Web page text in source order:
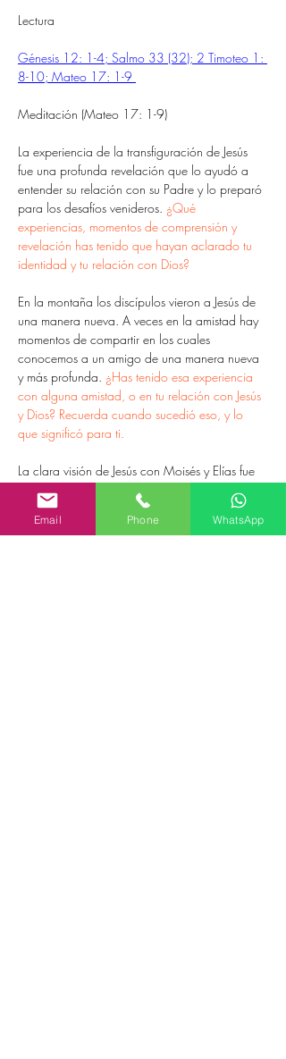
Lectura
Génesis 12: 1-4; Salmo 33 (32); 2 Timoteo 1:
8-10; Mateo 17: 1-9
Meditación (Mateo 17: 1-9)
La experiencia de la transfiguración de Jesús
fue una profunda revelación que lo ayudó a
entender su relación con su Padre y lo preparó
para los desafíos venideros. ¿Qué
experiencias, momentos de comprensión y
revelación has tenido que hayan aclarado tu
identidad y tu relación con Dios?
En la montaña los discípulos vieron a Jesús de
una manera nueva. A veces en la amistad hay
momentos de compartir en los cuales
conocemos a un amigo de una manera nueva
y más profunda. ¿Has tenido esa experiencia
con alguna amistad, o en tu relación con Jesús
y Dios? Recuerda cuando sucedió eso, y lo
que significó para ti.
La clara visión de Jesús con Moisés y Elías fue
seguida por una experiencia aterradora de
estar en una nube y fue en medio de la nube
que los discípulos fueron instruidos: "Este es mi
Email Phone WhatsApp